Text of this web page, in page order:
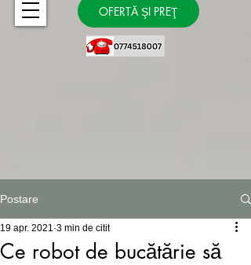
OFERTĂ ŞI PREŢ
Postare
Ce robot de bucătărie să
19 apr. 2021 3 min de citit